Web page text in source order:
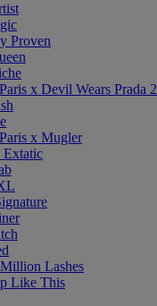
Proven
x Devil Wears Prada 2
x Mugler
Extatic
Lashes
Like This